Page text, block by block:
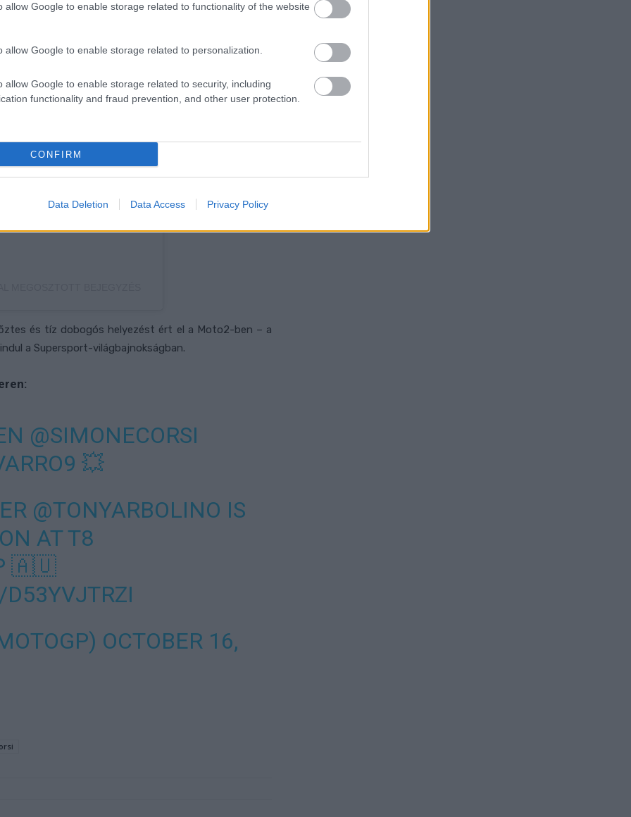
allow Google to enable storage related to functionality of the website
allow Google to enable storage related to personalization.
allow Google to enable storage related to security, including
functionality and fraud prevention, and other user protection.
CONFIRM
Data Deletion Data Access Privacy Policy
Instagramon
és tíz dobogós helyezést ért el a Moto2-ben – a
a Supersport-világbajnokságban.
@SIMONECORSI
💥
@TONYARBOLINO IS
AT T8
🇦🇺
OCTOBER 16,